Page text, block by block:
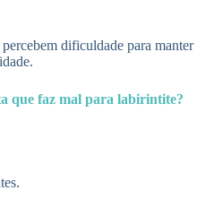
dificuldade para manter
que faz mal para labirintite?